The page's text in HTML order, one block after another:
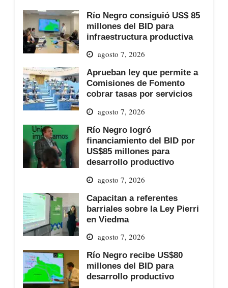
Río Negro consiguió US$ 85
millones del BID para
infraestructura productiva
agosto 7, 2026
Aprueban ley que permite a
Comisiones de Fomento
cobrar tasas por servicios
agosto 7, 2026
Río Negro logró
financiamiento del BID por
US$85 millones para
desarrollo productivo
agosto 7, 2026
Capacitan a referentes
barriales sobre la Ley Pierri
en Viedma
agosto 7, 2026
Río Negro recibe US$80
millones del BID para
desarrollo productivo